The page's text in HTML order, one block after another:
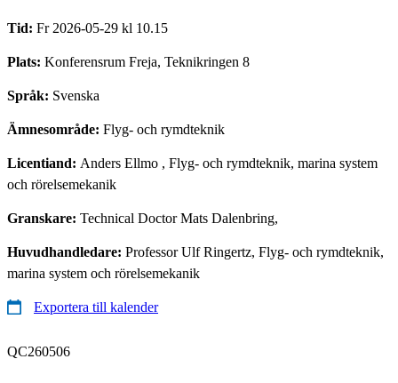
Tid: Fr 2026-05-29 kl 10.15
Plats: Konferensrum Freja, Teknikringen 8
Språk: Svenska
Ämnesområde: Flyg- och rymdteknik
Licentiand: Anders Ellmo , Flyg- och rymdteknik, marina system
och rörelsemekanik
Granskare: Technical Doctor Mats Dalenbring,
Huvudhandledare: Professor Ulf Ringertz, Flyg- och rymdteknik,
marina system och rörelsemekanik
Exportera till kalender
QC260506